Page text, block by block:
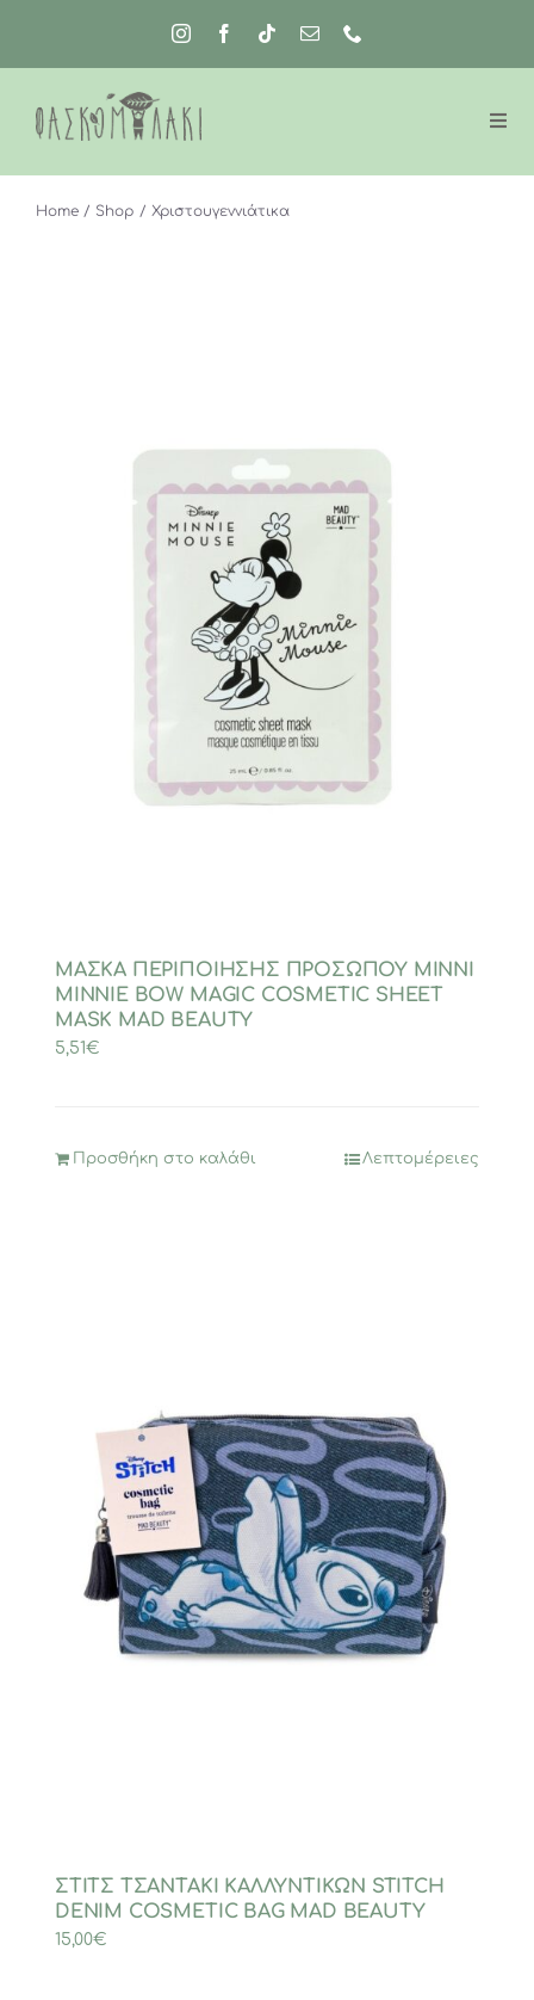
περιεχόμενο
Home Shop Χριστουγεννιάτικα
ΜΑΣΚΑ ΠΕΡΙΠΟΙΗΣΗΣ ΠΡΟΣΩΠΟΥ MINNI
MINNIE BOW MAGIC COSMETIC SHEET
MASK MAD BEAUTY
5,51€
Προσθήκη στο καλάθι Λεπτομέρειες
ΣΤΙΤΣ ΤΣΑΝΤΑΚΙ ΚΑΛΛΥΝΤΙΚΩΝ STITCH
DENIM COSMETIC BAG MAD BEAUTY
15,00€